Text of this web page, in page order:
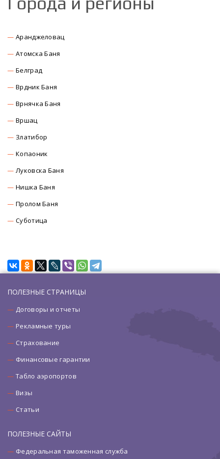
Аранджеловац
Атомска Баня
Белград
Врдник Баня
Врнячка Баня
Вршац
Златибор
Копаоник
Луковска Баня
Нишка Баня
Пролом Баня
Суботица
ПОЛЕЗНЫЕ СТРАНИЦЫ
Договоры и отчеты
Рекламные туры
Страхование
Финансовые гарантии
Табло аэропортов
Визы
Статьи
ПОЛЕЗНЫЕ САЙТЫ
Федеральная таможенная служба